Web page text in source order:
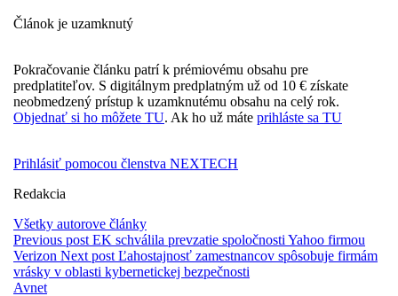
Článok je uzamknutý
Pokračovanie článku patrí k prémiovému obsahu pre
predplatiteľov. S digitálnym predplatným už od 10 € získate
neobmedzený prístup k uzamknutému obsahu na celý rok.
Objednať si ho môžete TU. Ak ho už máte prihláste sa TU
Prihlásiť pomocou členstva NEXTECH
Redakcia
Všetky autorove články
Previous post EK schválila prevzatie spoločnosti Yahoo firmou
Verizon Next post Ľahostajnosť zamestnancov spôsobuje firmám
vrásky v oblasti kybernetickej bezpečnosti
Avnet